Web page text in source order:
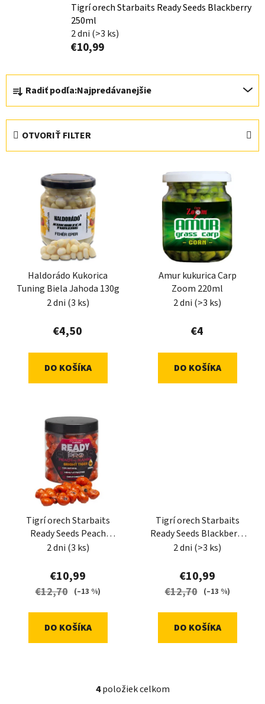
Tigrí orech Starbaits Ready Seeds Blackberry
250ml
2 dni (>3 ks)
€10,99
R
a
d
Radiť podľa:Najpredávanejšie
OTVORIŤ FILTER
Haldorádo Kukorica
Tuning Biela Jahoda 130g
2 dni (3 ks)
€4,50
DO KOŠÍKA
Amur kukurica Carp
Zoom 220ml
2 dni (>3 ks)
€4
DO KOŠÍKA
Tigrí orech Starbaits
Ready Seeds Peach
Mango 250ml
2 dni (3 ks)
€10,99
€12,70 (–13 %)
DO KOŠÍKA
Tigrí orech Starbaits
Ready Seeds Blackberry
250ml
2 dni (>3 ks)
€10,99
€12,70 (–13 %)
DO KOŠÍKA
O
4položiek celkom